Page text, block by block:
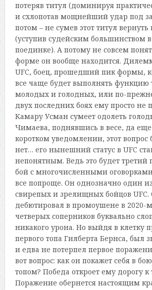
потеряв титул (доминируя
и схлопотав мощнейший удар под
потом – не сумев этот титул
(уступив судейским большинством
поединке). А потому не совсем
форме он вообще находится.
UFC, боец, прошедший пик формы,
все чаще будет выполнять
молодых и голодных, или по-
двух последних боях ему просто не
Камару Усман сумеет одолеть
Чимаева, поднявшись в весе, да еще
коротком уведомлении, этот вопрос
нет… его нынешний статус в UFC
непонятным. Ведь это будет
бой с многочисленными
все попроще. Он однозначно один
свирепых и зрелищных бойцов UFC.
дебютировал в промоушене в 2020-
четверых соперников буквально
никакого урона. Но выйдя в клетку
первого топа Гилберта Бернса, был
и едва не потерпел первое
вот вопрос: как он покажет себя в
топом? Победа откроет ему дорогу к
Поражение обернется настоящим